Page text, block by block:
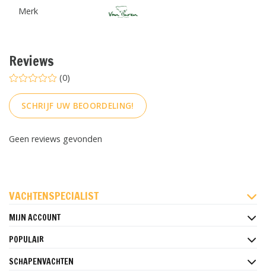
Merk
Reviews
(0)
SCHRIJF UW BEOORDELING!
Geen reviews gevonden
VACHTENSPECIALIST
MIJN ACCOUNT
POPULAIR
SCHAPENVACHTEN